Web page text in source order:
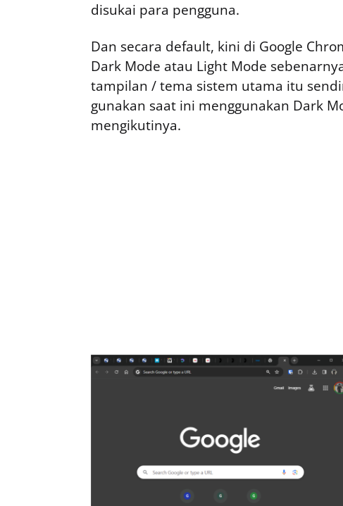
disukai para pengguna.
Dan secara default, kini di Google
Dark Mode atau Light Mode
tampilan / tema sistem utama itu
gunakan saat ini menggunakan Dark
mengikutinya.